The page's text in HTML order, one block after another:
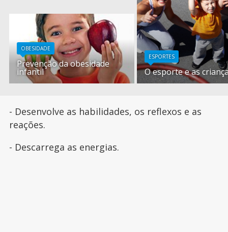
OBESIDADE
Prevenção da obesidade
infantil
ESPORTES
O esporte e as
- Desenvolve as habilidades, os reflexos e as
reações.
- Descarrega as energias.